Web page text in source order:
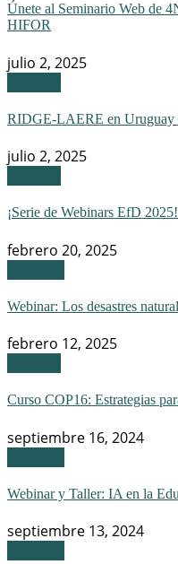
Únete al Seminario Web de
HIFOR
julio 2, 2025
RIDGE-LAERE en Uruguay
julio 2, 2025
¡Serie de Webinars EfD 2025!
febrero 20, 2025
Webinar: Los desastres
febrero 12, 2025
Curso COP16: Estrategias
septiembre 16, 2024
Webinar y Taller: IA en la
septiembre 13, 2024